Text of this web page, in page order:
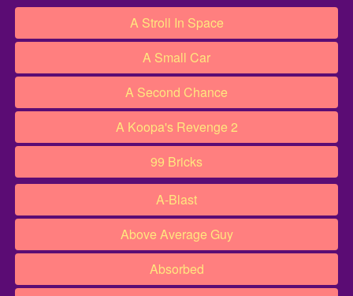
A Stroll In Space
A Small Car
A Second Chance
A Koopa's Revenge 2
99 Bricks
A-Blast
Above Average Guy
Absorbed